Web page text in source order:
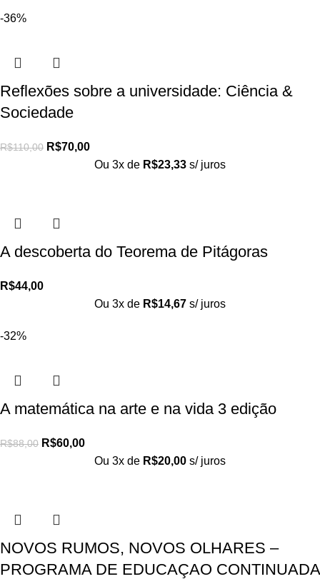
-36%
Reflexões sobre a universidade: Ciência &
Sociedade
R$110,00 R$70,00
Ou 3x de R$23,33 s/ juros
A descoberta do Teorema de Pitágoras
R$44,00
Ou 3x de R$14,67 s/ juros
-32%
A matemática na arte e na vida 3 edição
R$88,00 R$60,00
Ou 3x de R$20,00 s/ juros
NOVOS RUMOS, NOVOS OLHARES –
PROGRAMA DE EDUCAÇAO CONTINUADA